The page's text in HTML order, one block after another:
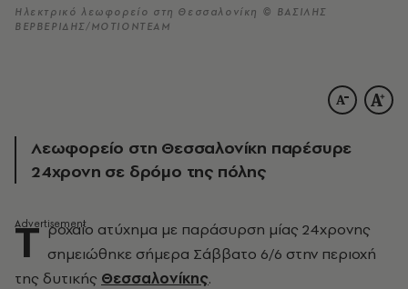
Ηλεκτρικό λεωφορείο στη Θεσσαλονίκη © ΒΑΣΙΛΗΣ
ΒΕΡΒΕΡΙΔΗΣ/ΜΟΤΙΟΝΤΕΑΜ
Λεωφορείο στη Θεσσαλονίκη παρέσυρε
24χρονη σε δρόμο της πόλης
Τ ροχαίο ατύχημα με παράσυρση μίας 24χρονης
σημειώθηκε σήμερα Σάββατο 6/6 στην περιοχή
της δυτικής Θεσσαλονίκης.